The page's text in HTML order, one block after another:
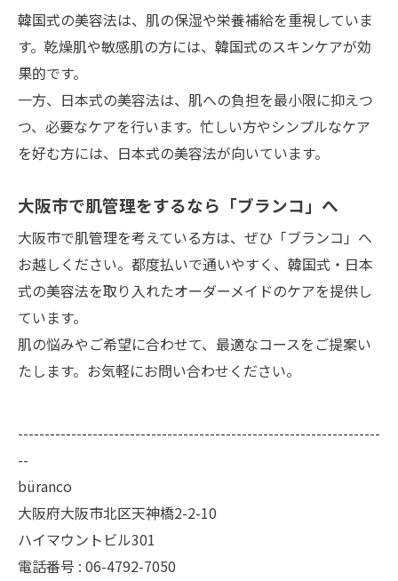
韓国式の美容法は、肌の保湿や栄養補給を重視していま
す。乾燥肌や敏感肌の方には、韓国式のスキンケアが効
果的です。
一方、日本式の美容法は、肌への負担を最小限に抑えつ
つ、必要なケアを行います。忙しい方やシンプルなケア
を好む方には、日本式の美容法が向いています。
大阪市で肌管理をするなら「ブランコ」へ
大阪市で肌管理を考えている方は、ぜひ「ブランコ」へ
お越しください。都度払いで通いやすく、韓国式・日本
式の美容法を取り入れたオーダーメイドのケアを提供し
ています。
肌の悩みやご希望に合わせて、最適なコースをご提案い
たします。お気軽にお問い合わせください。
--------------------------------------------------------------------
--
büranco
大阪府大阪市北区天神橋2-2-10
ハイマウントビル301
電話番号 : 06-4792-7050